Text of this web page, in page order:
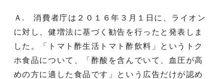
Ａ. 消費者庁は２０１６年３月１日に、ライオン
に対し、健増法に基づく勧告を行ったと発表しま
した。「トマト酢生活トマト酢飲料」というトク
ホ食品について、「酢酸を含んでいて、血圧が高
めの方に適した食品です」という広告だけが認め